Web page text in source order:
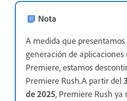
Nota
A medida que
generación de aplicaciones
Premiere, estamos
Premiere Rush.A partir del
de 2025, Premiere Rush ya